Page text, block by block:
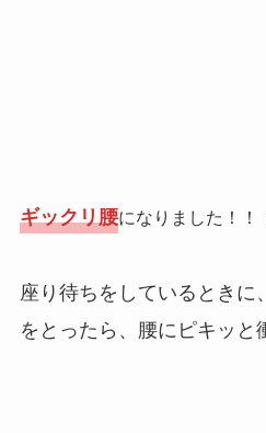
ギックリ腰になりました！！
座り待ちをしているときに
をとったら、腰にピキッと